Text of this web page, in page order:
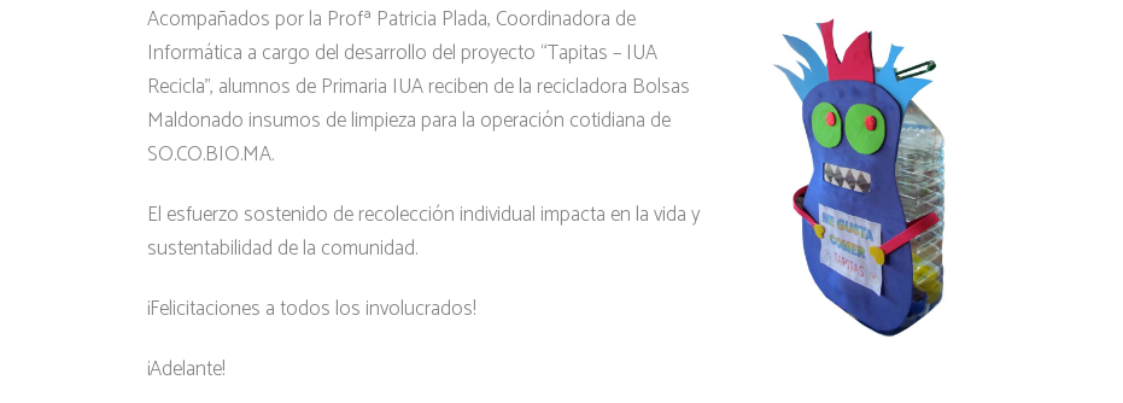
Acompañados por la Profª Patricia Plada, Coordinadora de
Informática a cargo del desarrollo del proyecto “Tapitas – IUA
Recicla”, alumnos de Primaria IUA reciben de la recicladora Bolsas
Maldonado insumos de limpieza para la operación cotidiana de
SO.CO.BIO.MA.
El esfuerzo sostenido de recolección individual impacta en la vida y
sustentabilidad de la comunidad.
¡Felicitaciones a todos los involucrados!
¡Adelante!